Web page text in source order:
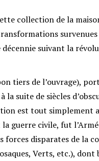
collection de la
décennie suivant la
tiers de l’ouvrage),
suite de siècles
est tout simplement
guerre civile, fut
forces disparates de la
Verts, etc.), dont